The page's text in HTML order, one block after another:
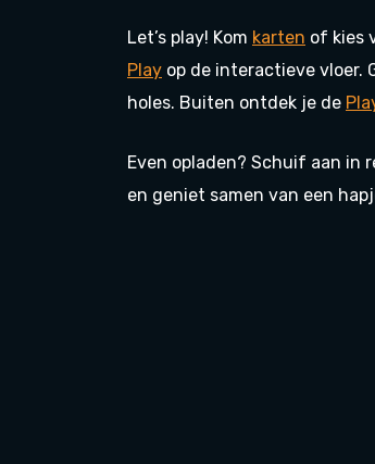
Let’s play! Kom karten of kies
Play op de interactieve vloer.
holes. Buiten ontdek je de
Even opladen? Schuif aan in
en geniet samen van een